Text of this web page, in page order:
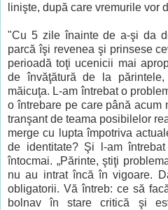
linişte, după care vremurile vor
"Cu 5 zile înainte de a-şi da
parcă îşi revenea şi prinsese
perioadă toţi ucenicii mai
de învăţătură de la
măicuţa. L-am întrebat o
o întrebare pe care până acum
tranşant de teama posibilelor
merge cu lupta împotriva
de identitate? Şi l-am
întocmai. „Părinte, ştiţi
nu au intrat încă în vigoare.
obligatorii. Vă întreb: ce să
bolnav în stare critică şi